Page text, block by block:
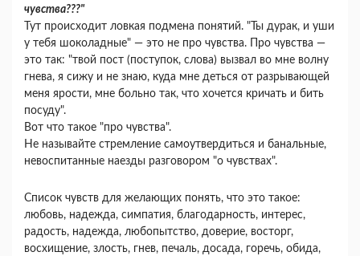
чувства???"
Тут происходит ловкая подмена понятий. "Ты дурак, и уши
у тебя шоколадные" — это не про чувства. Про чувства —
это так: "твой пост (поступок, слова) вызвал во мне волну
гнева, я сижу и не знаю, куда мне деться от разрывающей
меня ярости, мне больно так, что хочется кричать и бить
посуду".
Вот что такое "про чувства".
Не называйте стремление самоутвердиться и банальные,
невоспитанные наезды разговором "о чувствах".
Список чувств для желающих понять, что это такое:
любовь, надежда, симпатия, благодарность, интерес,
радость, надежда, любопытство, доверие, восторг,
восхищение, злость, гнев, печаль, досада, горечь, обида,